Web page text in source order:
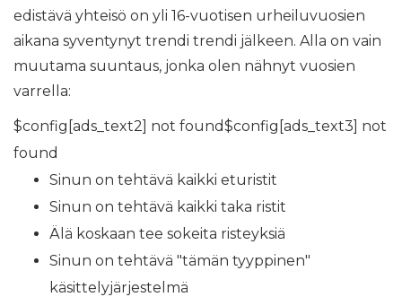
edistävä yhteisö on yli 16-vuotisen urheiluvuosien
aikana syventynyt trendi trendi jälkeen. Alla on vain
muutama suuntaus, jonka olen nähnyt vuosien
varrella:
$config[ads_text2] not found$config[ads_text3] not
found
Sinun on tehtävä kaikki eturistit
Sinun on tehtävä kaikki taka ristit
Älä koskaan tee sokeita risteyksiä
Sinun on tehtävä "tämän tyyppinen"
käsittelyjärjestelmä